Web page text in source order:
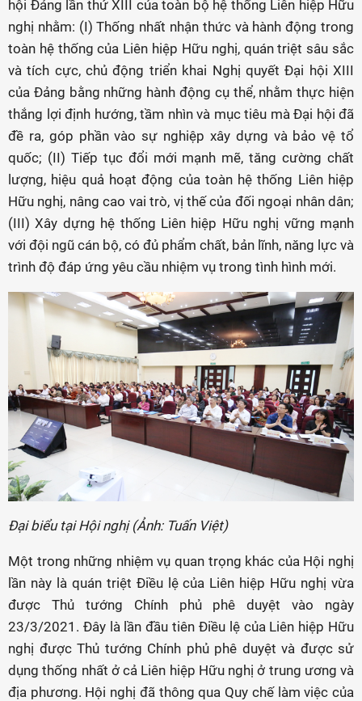
hội Đảng lần thứ XIII của toàn bộ hệ thống Liên hiệp Hữu
nghị nhằm: (I) Thống nhất nhận thức và hành động trong
toàn hệ thống của Liên hiệp Hữu nghị, quán triệt sâu sắc
và tích cực, chủ động triển khai Nghị quyết Đại hội XIII
của Đảng bằng những hành động cụ thể, nhằm thực hiện
thắng lợi định hướng, tầm nhìn và mục tiêu mà Đại hội đã
đề ra, góp phần vào sự nghiệp xây dựng và bảo vệ tổ
quốc; (II) Tiếp tục đổi mới mạnh mẽ, tăng cường chất
lượng, hiệu quả hoạt động của toàn hệ thống Liên hiệp
Hữu nghị, nâng cao vai trò, vị thế của đối ngoại nhân dân;
(III) Xây dựng hệ thống Liên hiệp Hữu nghị vững mạnh
với đội ngũ cán bộ, có đủ phẩm chất, bản lĩnh, năng lực và
trình độ đáp ứng yêu cầu nhiệm vụ trong tình hình mới.
Đại biểu tại Hội nghị (Ảnh: Tuấn Việt)
Một trong những nhiệm vụ quan trọng khác của Hội nghị
lần này là quán triệt Điều lệ của Liên hiệp Hữu nghị vừa
được Thủ tướng Chính phủ phê duyệt vào ngày
23/3/2021. Đây là lần đầu tiên Điều lệ của Liên hiệp Hữu
nghị được Thủ tướng Chính phủ phê duyệt và được sử
dụng thống nhất ở cả Liên hiệp Hữu nghị ở trung ương và
địa phương. Hội nghị đã thông qua Quy chế làm việc của